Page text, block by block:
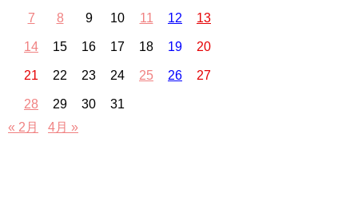
7 8 9 10 11 12 13
14 15 16 17 18 19 20
21 22 23 24 25 26 27
28 29 30
31
« 2月
4月 »